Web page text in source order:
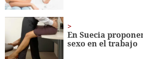
En Suecia
sexo en el trabajo